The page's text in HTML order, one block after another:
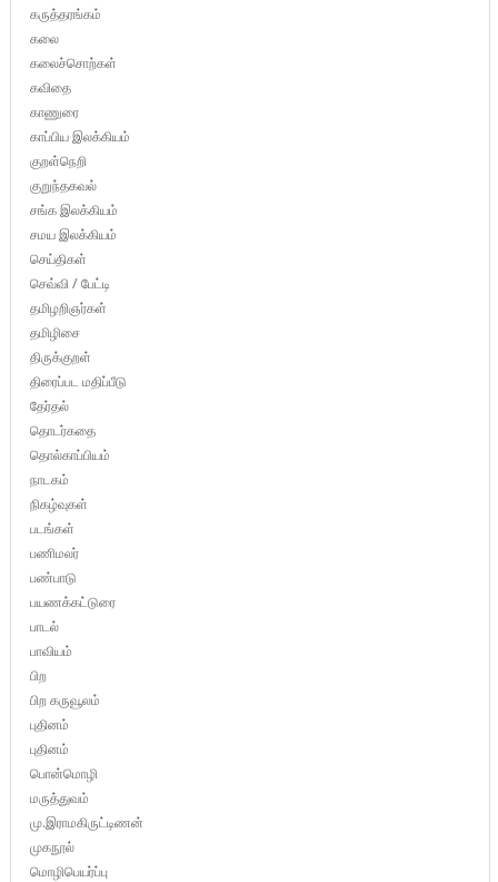
கருத்தரங்கம்
கலை
கலைச்சொற்கள்
கவிதை
காணுரை
காப்பிய இலக்கியம்
குறள்நெறி
குறுந்தகவல்
சங்க இலக்கியம்
சமய இலக்கியம்
செய்திகள்
செவ்வி / பேட்டி
தமிழறிஞர்கள்
தமிழிசை
திருக்குறள்
திரைப்பட மதிப்பீடு
தேர்தல்
தொடர்கதை
தொல்காப்பியம்
நாடகம்
நிகழ்வுகள்
படங்கள்
பணிமலர்
பண்பாடு
பயணக்கட்டுரை
பாடல்
பாவியம்
பிற
பிற கருவூலம்
புதினம்
புதினம்
பொன்மொழி
மருத்துவம்
மு.இராமகிருட்டிணன்
முகநூல்
மொழிபெயர்ப்பு